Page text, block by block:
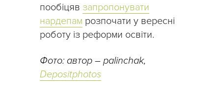
пообіцяв запропонувати
нардепам розпочати у вересні
роботу із реформи освіти.
Фото: автор – palinchak,
Depositphotos